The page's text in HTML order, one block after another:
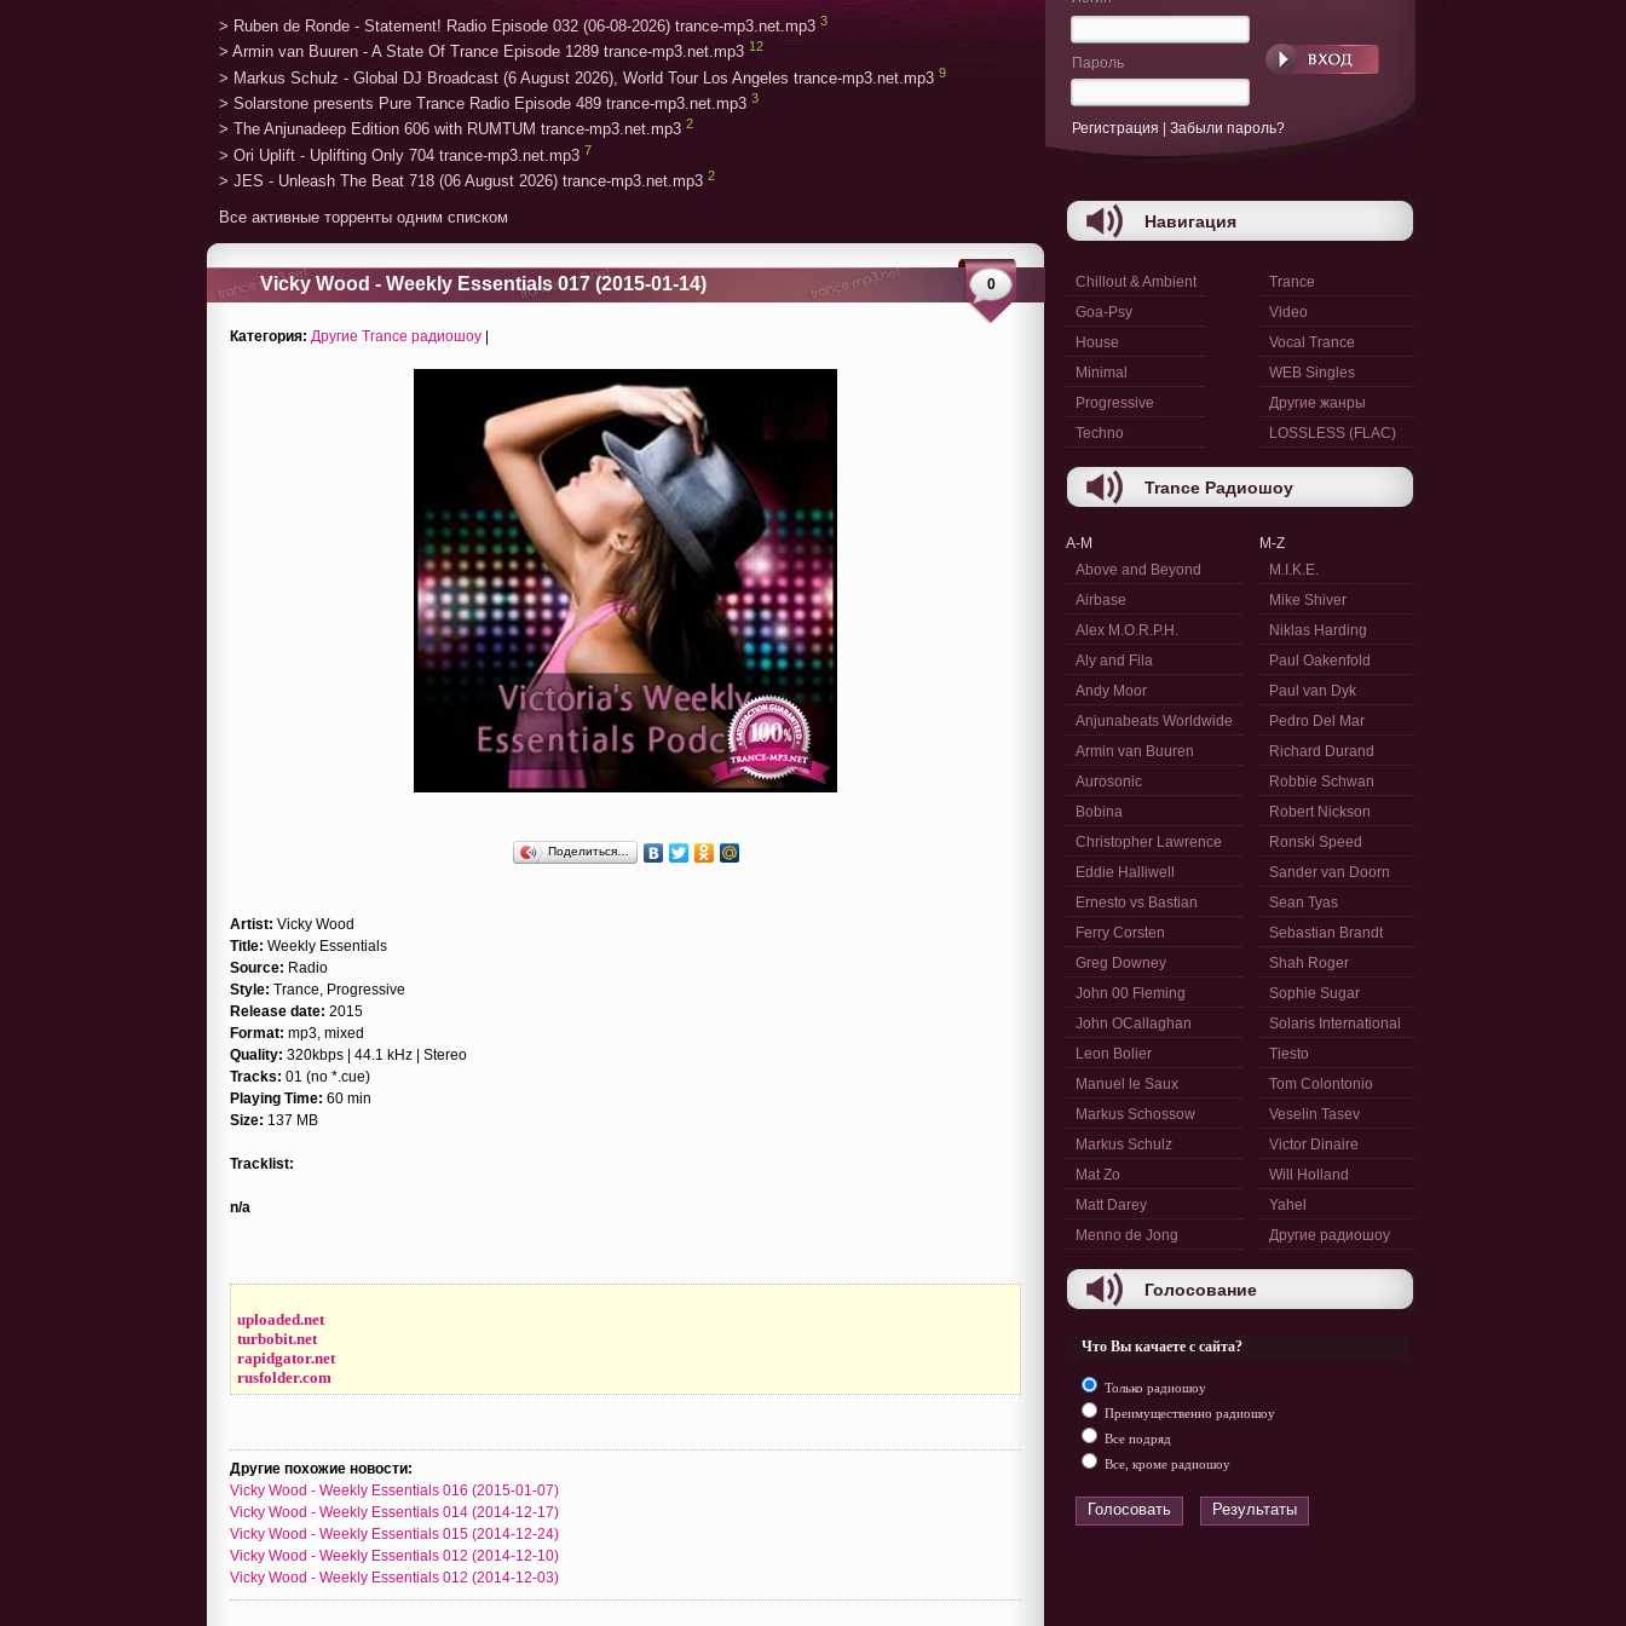
> Ruben de Ronde - Statement! Radio Episode 032 (06-08-2026) trance-mp3.net.mp3 3
> Armin van Buuren - A State Of Trance Episode 1289 trance-mp3.net.mp3 12
> Markus Schulz - Global DJ Broadcast (6 August 2026), World Tour Los Angeles trance-mp3.net.mp3 9
> Solarstone presents Pure Trance Radio Episode 489 trance-mp3.net.mp3 3
> The Anjunadeep Edition 606 with RUMTUM trance-mp3.net.mp3 2
> Ori Uplift - Uplifting Only 704 trance-mp3.net.mp3 7
> JES - Unleash The Beat 718 (06 August 2026) trance-mp3.net.mp3 2
Все активные торренты одним списком
Vicky Wood - Weekly Essentials 017 (2015-01-14) 0
Категория: Другие Trance радиошоу |
Поделиться…
Artist: Vicky Wood
Title: Weekly Essentials
Source: Radio
Style: Trance, Progressive
Release date: 2015
Format: mp3, mixed
Quality: 320kbps | 44.1 kHz | Stereo
Tracks: 01 (no *.cue)
Playing Time: 60 min
Size: 137 MB
Tracklist:
n/a
uploaded.net
turbobit.net
rapidgator.net
rusfolder.com
Другие похожие новости:
Vicky Wood - Weekly Essentials 016 (2015-01-07)
Vicky Wood - Weekly Essentials 014 (2014-12-17)
Vicky Wood - Weekly Essentials 015 (2014-12-24)
Vicky Wood - Weekly Essentials 012 (2014-12-10)
Vicky Wood - Weekly Essentials 012 (2014-12-03)
Пароль
Регистрация Забыли пароль?
Навигация
Chillout & Ambient
Goa-Psy
House
Minimal
Progressive
Techno
Trance
Video
Vocal Trance
WEB Singles
Другие жанры
LOSSLESS (FLAC)
Trance Радиошоу
A-M
Above and Beyond
Airbase
Alex M.O.R.P.H.
Aly and Fila
Andy Moor
Anjunabeats Worldwide
Armin van Buuren
Aurosonic
Bobina
Christopher Lawrence
Eddie Halliwell
Ernesto vs Bastian
Ferry Corsten
Greg Downey
John 00 Fleming
John OCallaghan
Leon Bolier
Manuel le Saux
Markus Schossow
Markus Schulz
Mat Zo
Matt Darey
Menno de Jong
M-Z
M.I.K.E.
Mike Shiver
Niklas Harding
Paul Oakenfold
Paul van Dyk
Pedro Del Mar
Richard Durand
Robbie Schwan
Robert Nickson
Ronski Speed
Sander van Doorn
Sean Tyas
Sebastian Brandt
Shah Roger
Sophie Sugar
Solaris International
Tiesto
Tom Colontonio
Veselin Tasev
Victor Dinaire
Will Holland
Yahel
Другие радиошоу
Голосование
Что Вы качаете с сайта?
Только радиошоу
Преимущественно радиошоу
Все подряд
Все, кроме радиошоу
Голосовать Результаты